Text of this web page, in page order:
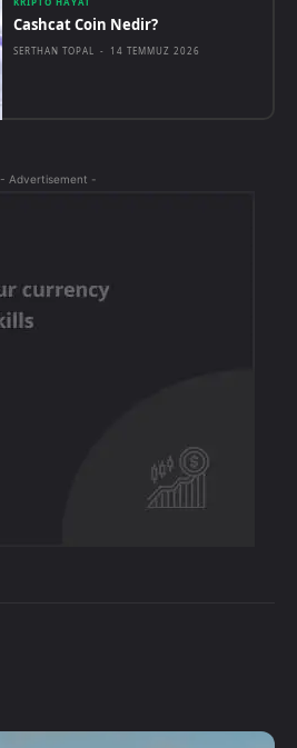
Cashcat Coin Nedir?
SERTHAN TOPAL - 14 TEMMUZ 2026
- Advertisement -